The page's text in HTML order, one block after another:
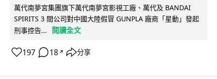
萬代南夢宮集團旗下萬代南夢宮影視工廠、萬代及 BANDAI
SPIRITS 3 間公司對中國大陸假冒 GUNPLA 廠商「星動」發起
刑事控告...
閱讀全文
197 18 ↗ 分享